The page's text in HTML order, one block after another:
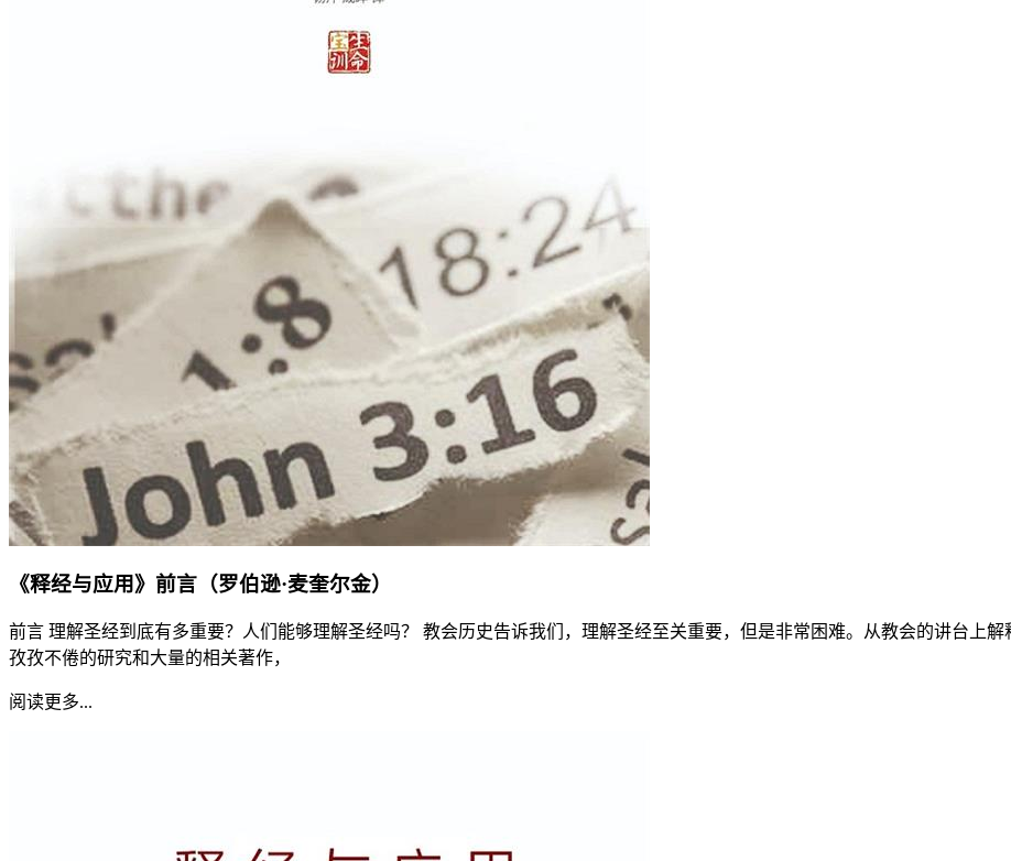
《释经与应用》前言（罗伯逊·麦奎尔金）
前言 理解圣经到底有多重要？人们能够理解圣经吗？ 教会历史告诉我们，理解圣经至关重要，但是非常困难。从教会的讲台上
孜孜不倦的研究和大量的相关著作，
阅读更多...